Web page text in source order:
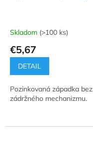
Priemerné
produktu
5,0
5
hviezdičiek.
Skladom (>100 ks)
€5,67
DETAIL
Pozinkovaná západka bez
zádržného mechanizmu.